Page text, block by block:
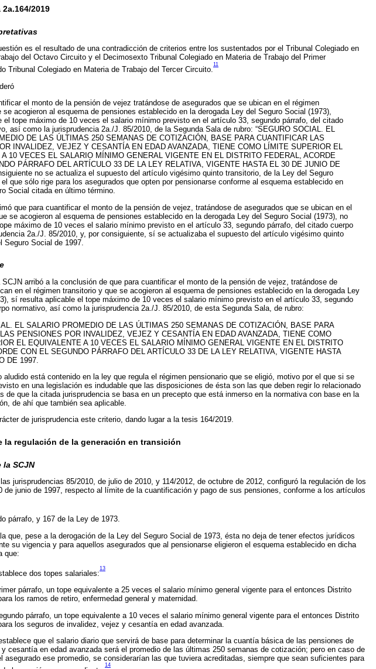
2019
es el resultado de una contradicción de criterios entre los sustentados por el Tribunal Colegiado en
del Octavo Circuito y el Decimosexto Tribunal Colegiado en Materia de Trabajo del Primer
Tribunal Colegiado en Materia de Trabajo del Tercer Circuito.
11
el monto de la pensión de vejez tratándose de asegurados que se ubican en el régimen
se acogieron al esquema de pensiones establecido en la derogada Ley del Seguro Social (1973),
el tope máximo de 10 veces el salario mínimo previsto en el artículo 33, segundo párrafo, del citado
así como la jurisprudencia 2a./J. 85/2010, de la Segunda Sala de rubro: “SEGURO SOCIAL. EL
DE LAS ÚLTIMAS 250 SEMANAS DE COTIZACIÓN, BASE PARA CUANTIFICAR LAS
INVALIDEZ, VEJEZ Y CESANTÍA EN EDAD AVANZADA, TIENE COMO LÍMITE SUPERIOR EL
A 10 VECES EL SALARIO MÍNIMO GENERAL VIGENTE EN EL DISTRITO FEDERAL, ACORDE
PÁRRAFO DEL ARTÍCULO 33 DE LA LEY RELATIVA, VIGENTE HASTA EL 30 DE JUNIO DE
no se actualiza el supuesto del artículo vigésimo quinto transitorio, de la Ley del Seguro
que sólo rige para los asegurados que opten por pensionarse conforme al esquema establecido en
Social citada en último término.
que para cuantificar el monto de la pensión de vejez, tratándose de asegurados que se ubican en el
se acogieron al esquema de pensiones establecido en la derogada Ley del Seguro Social (1973), no
máximo de 10 veces el salario mínimo previsto en el artículo 33, segundo párrafo, del citado cuerpo
2a./J. 85/2010, y, por consiguiente, sí se actualizaba el supuesto del artículo vigésimo quinto
Seguro Social de 1997.
SCJN arribó a la conclusión de que para cuantificar el monto de la pensión de vejez, tratándose de
en el régimen transitorio y que se acogieron al esquema de pensiones establecido en la derogada Ley
sí resulta aplicable el tope máximo de 10 veces el salario mínimo previsto en el artículo 33, segundo
normativo, así como la jurisprudencia 2a./J. 85/2010, de esta Segunda Sala, de rubro:
EL SALARIO PROMEDIO DE LAS ÚLTIMAS 250 SEMANAS DE COTIZACIÓN, BASE PARA
PENSIONES POR INVALIDEZ, VEJEZ Y CESANTÍA EN EDAD AVANZADA, TIENE COMO
EL EQUIVALENTE A 10 VECES EL SALARIO MÍNIMO GENERAL VIGENTE EN EL DISTRITO
CON EL SEGUNDO PÁRRAFO DEL ARTÍCULO 33 DE LA LEY RELATIVA, VIGENTE HASTA
DE 1997.
aludido está contenido en la ley que regula el régimen pensionario que se eligió, motivo por el que si se
en una legislación es indudable que las disposiciones de ésta son las que deben regir lo relacionado
de que la citada jurisprudencia se basa en un precepto que está inmerso en la normativa con base en la
de ahí que también sea aplicable.
de jurisprudencia este criterio, dando lugar a la tesis 164/2019.
la regulación de la generación en transición
SCJN
jurisprudencias 85/2010, de julio de 2010, y 114/2012, de octubre de 2012, configuró la regulación de los
de junio de 1997, respecto al límite de la cuantificación y pago de sus pensiones, conforme a los artículos
párrafo, y 167 de la Ley de 1973.
que, pese a la derogación de la Ley del Seguro Social de 1973, ésta no deja de tener efectos jurídicos
su vigencia y para aquellos asegurados que al pensionarse eligieron el esquema establecido en dicha
que:
dos topes salariales:
13
párrafo, un tope equivalente a 25 veces el salario mínimo general vigente para el entonces Distrito
los ramos de retiro, enfermedad general y maternidad.
párrafo, un tope equivalente a 10 veces el salario mínimo general vigente para el entonces Distrito
los seguros de invalidez, vejez y cesantía en edad avanzada.
que el salario diario que servirá de base para determinar la cuantía básica de las pensiones de
cesantía en edad avanzada será el promedio de las últimas 250 semanas de cotización; pero en caso de
asegurado ese promedio, se considerarían las que tuviera acreditadas, siempre que sean suficientes para
14